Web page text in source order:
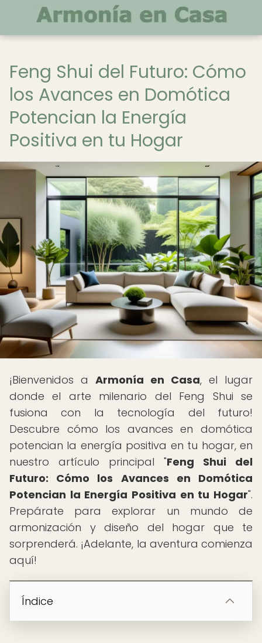
Feng Shui del Futuro: Cómo
los Avances en Domótica
Potencian la Energía
Positiva en tu Hogar
¡Bienvenidos a Armonía en Casa, el lugar
donde el arte milenario del Feng Shui se
fusiona con la tecnología del futuro!
Descubre cómo los avances en domótica
potencian la energía positiva en tu hogar, en
nuestro artículo principal "Feng Shui del
Futuro: Cómo los Avances en Domótica
Potencian la Energía Positiva en tu Hogar".
Prepárate para explorar un mundo de
armonización y diseño del hogar que te
sorprenderá. ¡Adelante, la aventura comienza
aquí!
Índice